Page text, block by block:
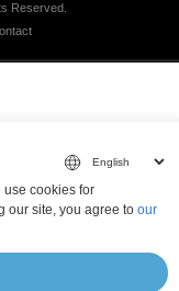
Reserved.
use cookies for
our site, you agree toour